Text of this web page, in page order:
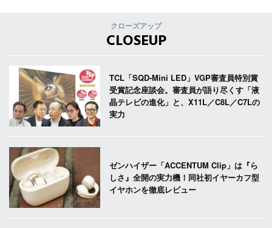
クローズアップ
CLOSEUP
TCL「SQD-Mini LED」VGP審査員特別賞
受賞記念座談会。審査員が語り尽くす「液
晶テレビの進化」と、X11L／C8L／C7Lの
実力
ゼンハイザー「ACCENTUM Clip」は『ら
しさ』全開の実力機！同社初イヤーカフ型
イヤホンを徹底レビュー